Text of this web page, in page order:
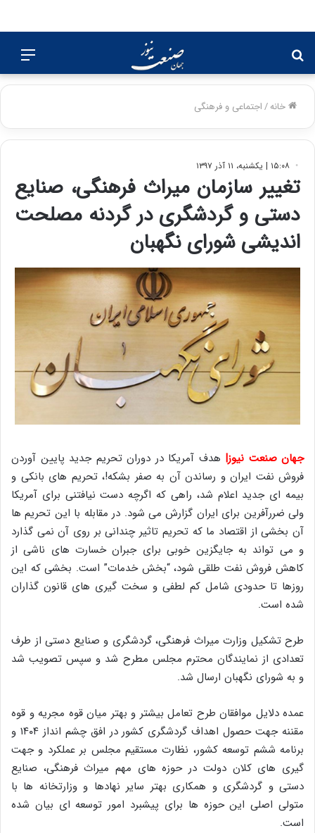
برای
خانه/اجتماعی و فرهنگی
۱۵:۰۸ | یکشنبه، ۱۱ آذر ۱۳۹۷
تغییر سازمان میراث فرهنگی، صنایع
دستی و گردشگری در گردنه مصلحت
اندیشی شورای نگهبان
جهان صنعت نیوز| هدف آمریکا در دوران تحریم جدید پایین آوردن
فروش نفت ایران و رساندن آن به صفر بشکه!، تحریم های بانکی و
بیمه ای جدید اعلام شد، راهی که اگرچه دست نیافتنی برای آمریکا
ولی ضررآفرین برای ایران گزارش می شود. در مقابله با این تحریم ها
آن بخشی از اقتصاد ما که تحریم تاثیر چندانی بر روی آن نمی گذارد
و می تواند به جایگزین خوبی برای جبران خسارت های ناشی از
کاهش فروش نفت طلقی شود، “بخش خدمات” است. بخشی که این
روزها تا حدودی شامل کم لطفی و سخت گیری های قانون گذاران
شده است.
طرح تشکیل وزارت میراث فرهنگی، گردشگری و صنایع دستی از طرف
تعدادی از نمایندگان محترم مجلس مطرح شد و سپس تصویب شد
و به شورای نگهبان ارسال شد.
عمده دلایل موافقان طرح تعامل بیشتر و بهتر میان قوه مجریه و قوه
مقننه جهت حصول اهداف گردشگری کشور در افق چشم انداز ۱۴۰۴ و
برنامه ششم توسعه کشور، نظارت مستقیم مجلس بر عملکرد و جهت
گیری های کلان دولت در حوزه های مهم میراث فرهنگی، صنایع
دستی و گردشگری و همکاری بهتر سایر نهادها و وزارتخانه ها با
متولی اصلی این حوزه ها برای پیشبرد امور توسعه ای بیان شده
است.